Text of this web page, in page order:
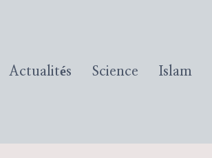
Actualités Science Islam